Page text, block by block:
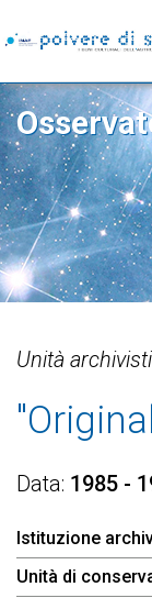
Unità
Data 1985 -
Istituzione
Unità di